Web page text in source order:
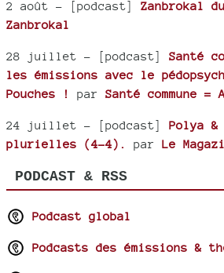
2 août - [podcast] Zanbrokal
Zanbrokal
28 juillet - [podcast] Santé
les émissions avec le
Pouches !
par Santé commune =
24 juillet - [podcast] Polya
plurielles (4-4).
par Le
PODCAST & RSS
Podcast global
Podcasts des émissions &